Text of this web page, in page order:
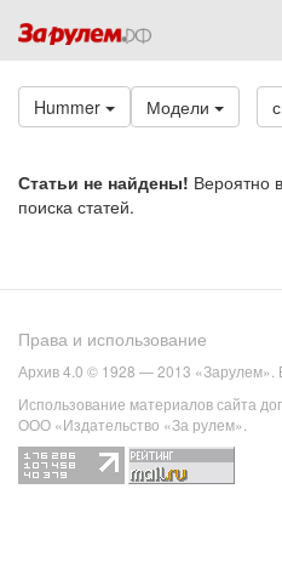
Hummer Модели
Статьи не найдены! Вероятно
поиска статей.
Права и использование
Архив 4.0 © 1928 — 2013 «Зарулем».
Использование материалов сайта
ООО «Издательство «За рулем».